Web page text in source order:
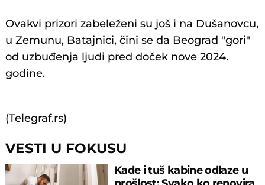
Ovakvi prizori zabeleženi su još i na Dušanovcu,
u Zemunu, Batajnici, čini se da Beograd "gori"
od uzbuđenja ljudi pred doček nove 2024.
godine.
(Telegraf.rs)
VESTI U FOKUSU
Kade i tuš kabine odlaze u